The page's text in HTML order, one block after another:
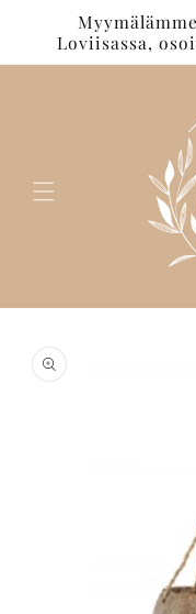
sisältöön
Loviisassa,
Siirry
tuotetietoihin